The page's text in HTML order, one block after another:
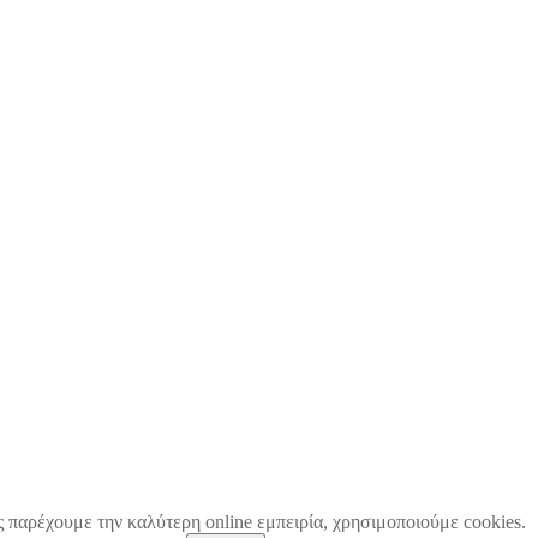
παρέχουμε την καλύτερη online εμπειρία, χρησιμοποιούμε cookies.